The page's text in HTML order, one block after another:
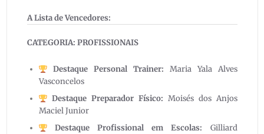
A Lista de Vencedores:
CATEGORIA: PROFISSIONAIS
Destaque Personal Trainer: Maria Yala Alves
Vasconcelos
Destaque Preparador Físico: Moisés dos Anjos
Maciel Junior
Destaque Profissional em Escolas: Gilliard